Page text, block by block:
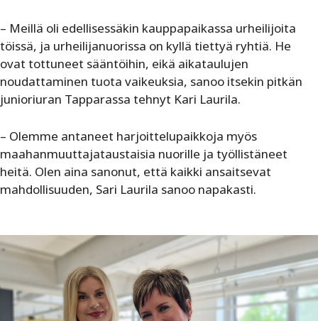
– Meillä oli edellisessäkin kauppapaikassa urheilijoita
töissä, ja urheilijanuorissa on kyllä tiettyä ryhtiä. He
ovat tottuneet sääntöihin, eikä aikataulujen
noudattaminen tuota vaikeuksia, sanoo itsekin pitkän
junioriuran Tapparassa tehnyt Kari Laurila.
– Olemme antaneet harjoittelupaikkoja myös
maahanmuuttajataustaisia nuorille ja työllistäneet
heitä. Olen aina sanonut, että kaikki ansaitsevat
mahdollisuuden, Sari Laurila sanoo napakasti.